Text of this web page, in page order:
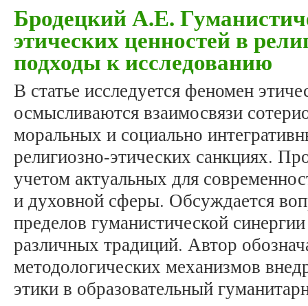
Бродецкий А.Е.
этических ценностей в
подходы к исследованию
В статье исследуется феномен
осмысливаются взаимосвязи
моральных и социально
религиозно-этических санкциях.
учетом актуальных для
и духовной сферы. Обсуждается
пределов гуманистической
различных традиций. Автор
методологических механизмов
этики в образовательный